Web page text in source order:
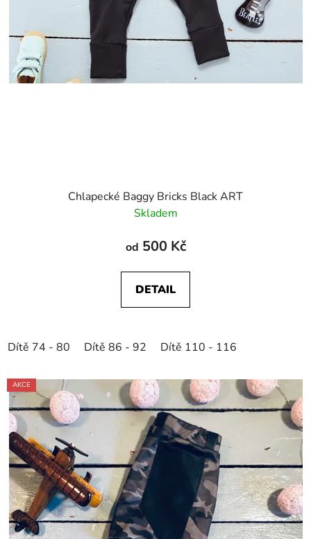
Chlapecké Baggy Bricks Black ART
Skladem
od 500 Kč
DETAIL
Dítě 74 - 80 Dítě 86 - 92 Dítě 110 - 116
AKCE